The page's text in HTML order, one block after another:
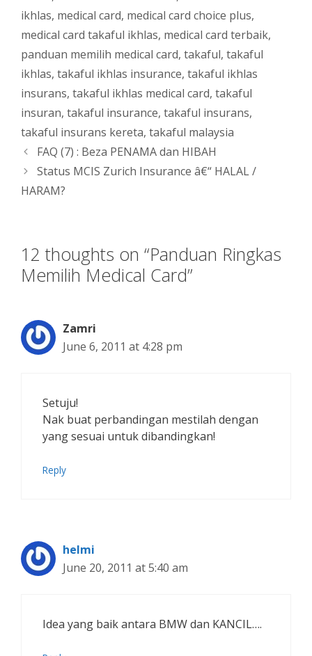
ikhlas, medical card, medical card choice plus,
medical card takaful ikhlas, medical card terbaik,
panduan memilih medical card, takaful, takaful
ikhlas, takaful ikhlas insurance, takaful ikhlas
insurans, takaful ikhlas medical card, takaful
insuran, takaful insurance, takaful insurans,
takaful insurans kereta, takaful malaysia
FAQ (7) : Beza PENAMA dan HIBAH
Status MCIS Zurich Insurance â€“ HALAL /
HARAM?
12 thoughts on “Panduan Ringkas
Memilih Medical Card”
Zamri
June 6, 2011 at 4:28 pm
Setuju!
Nak buat perbandingan mestilah dengan
yang sesuai untuk dibandingkan!
Reply
helmi
June 20, 2011 at 5:40 am
Idea yang baik antara BMW dan KANCIL….